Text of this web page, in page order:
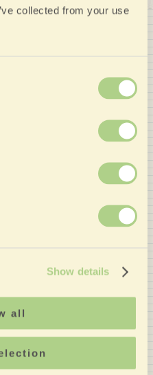
collected from your use
Show details
all